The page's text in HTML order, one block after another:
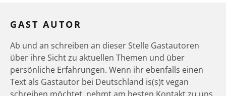
GAST AUTOR
Ab und an schreiben an dieser Stelle Gastautoren
über ihre Sicht zu aktuellen Themen und über
persönliche Erfahrungen. Wenn ihr ebenfalls einen
Text als Gastautor bei Deutschland is(s)t vegan